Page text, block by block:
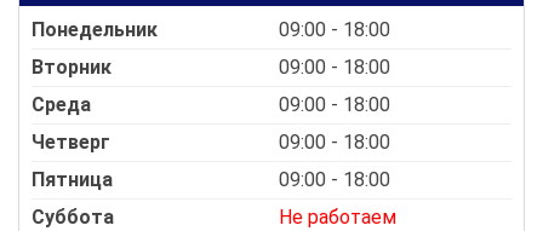
Понедельник
09:00 - 18:00
Вторник
09:00 - 18:00
Среда
09:00 - 18:00
Четверг
09:00 - 18:00
Пятница
09:00 - 18:00
Суббота
Не работаем